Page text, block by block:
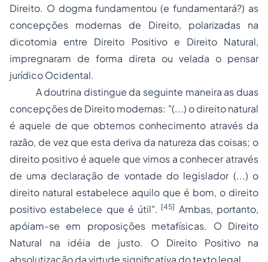
Direito. O dogma fundamentou (e fundamentará?) as
concepções modernas de Direito, polarizadas na
dicotomia entre Direito Positivo e Direito Natural,
impregnaram de forma direta ou velada o pensar
jurídico Ocidental.
A doutrina distingue da seguinte maneira as duas
concepções de Direito modernas: "(...) o direito natural
é aquele de que obtemos conhecimento através da
razão, de vez que esta deriva da natureza das coisas; o
direito positivo é aquele que vimos a conhecer através
de uma declaração de vontade do legislador (...) o
direito natural estabelece aquilo que é bom, o direito
positivo estabelece que é útil". [45] Ambas, portanto,
apóiam-se em proposições metafísicas. O Direito
Natural na idéia de justo. O Direito Positivo na
absolutização da virtude significativa do texto legal.